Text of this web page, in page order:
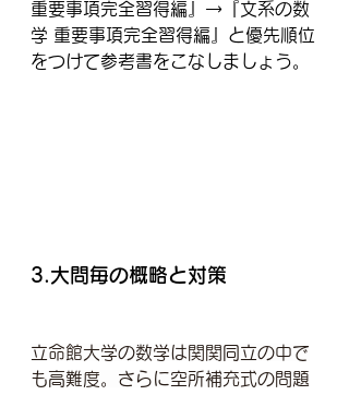
重要事項完全習得編』→『文系の数
学 重要事項完全習得編』と優先順位
をつけて参考書をこなしましょう。
3.大問毎の概略と対策
立命館大学の数学は関関同立の中で
も高難度。さらに空所補充式の問題